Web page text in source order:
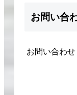
お問い合
お問い合わせ